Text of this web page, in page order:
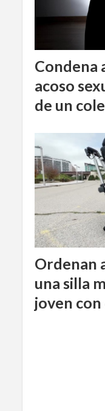
Condena
acoso
de un
Ordenan
una silla
joven